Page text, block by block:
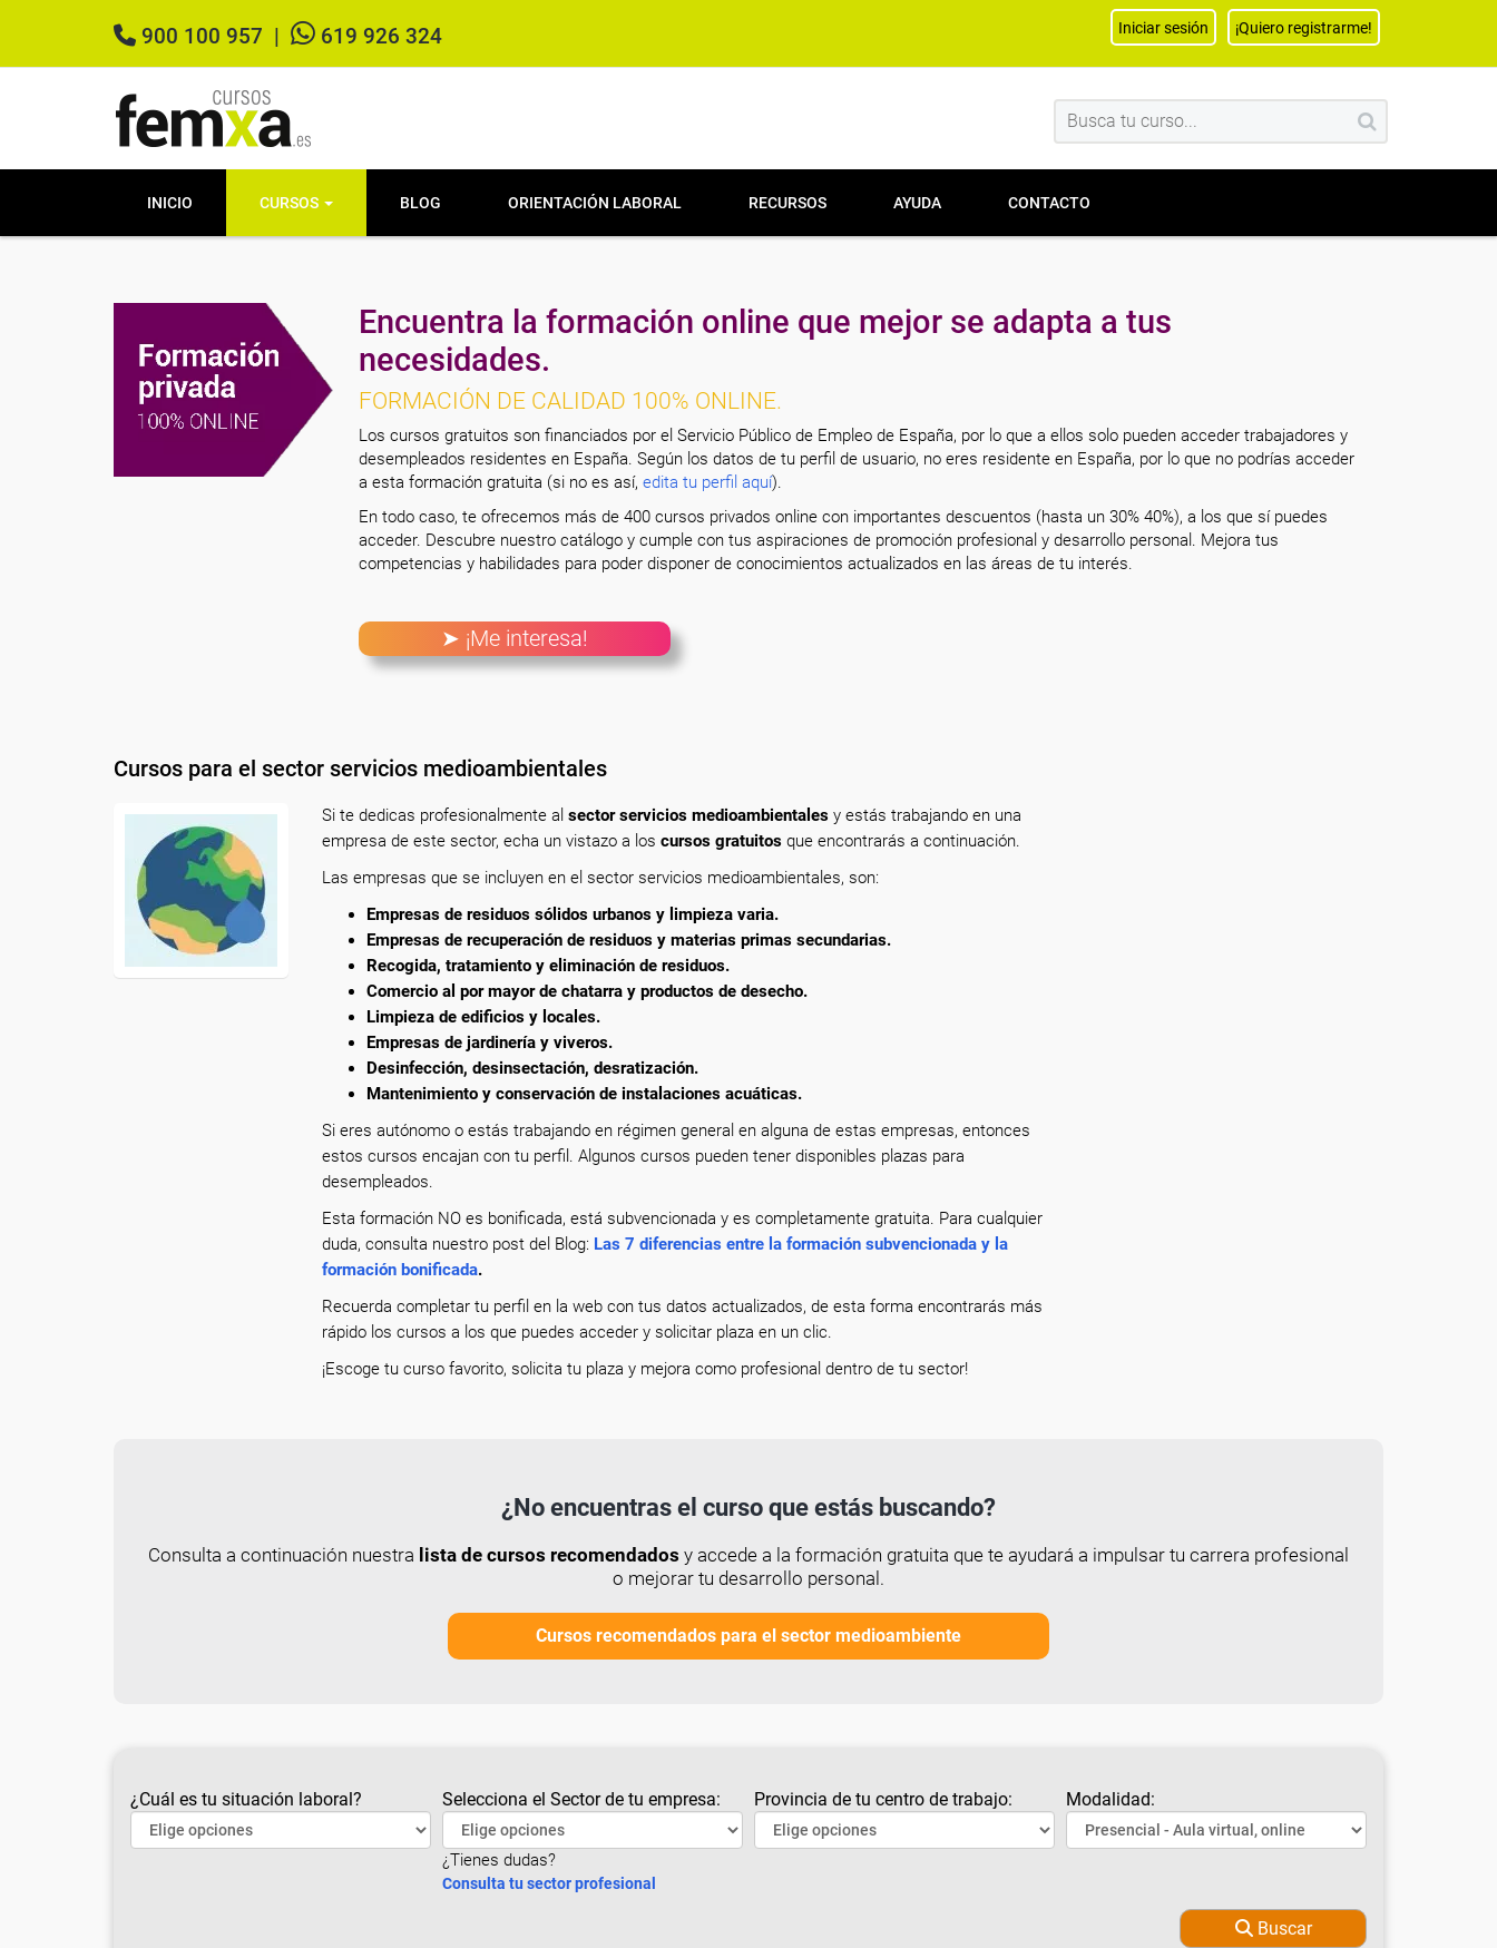
900 100 957 619 926 324 Iniciar sesión ¡Quiero registrarme!
INICIO CURSOS BLOG ORIENTACIÓN LABORAL RECURSOS AYUDA CONTACTO
Encuentra la formación online que mejor se adapta a tus
necesidades.
FORMACIÓN DE CALIDAD 100% ONLINE.
Los cursos gratuitos son financiados por el Servicio Público de Empleo de España, por lo que a ellos solo pueden acceder trabajadores y
desempleados residentes en España. Según los datos de tu perfil de usuario, no eres residente en España, por lo que no podrías acceder
a esta formación gratuita (si no es así, edita tu perfil aquí).
En todo caso, te ofrecemos más de 400 cursos privados online con importantes descuentos (hasta un 30% 40%), a los que sí puedes
acceder. Descubre nuestro catálogo y cumple con tus aspiraciones de promoción profesional y desarrollo personal. Mejora tus
competencias y habilidades para poder disponer de conocimientos actualizados en las áreas de tu interés.
➤ ¡Me interesa!
Cursos para el sector servicios medioambientales
Si te dedicas profesionalmente al sector servicios medioambientales y estás trabajando en una
empresa de este sector, echa un vistazo a los cursos gratuitos que encontrarás a continuación.
Las empresas que se incluyen en el sector servicios medioambientales, son:
Empresas de residuos sólidos urbanos y limpieza varia.
Empresas de recuperación de residuos y materias primas secundarias.
Recogida, tratamiento y eliminación de residuos.
Comercio al por mayor de chatarra y productos de desecho.
Limpieza de edificios y locales.
Empresas de jardinería y viveros.
Desinfección, desinsectación, desratización.
Mantenimiento y conservación de instalaciones acuáticas.
Si eres autónomo o estás trabajando en régimen general en alguna de estas empresas, entonces
estos cursos encajan con tu perfil. Algunos cursos pueden tener disponibles plazas para
desempleados.
Esta formación NO es bonificada, está subvencionada y es completamente gratuita. Para cualquier
duda, consulta nuestro post del Blog: Las 7 diferencias entre la formación subvencionada y la
formación bonificada.
Recuerda completar tu perfil en la web con tus datos actualizados, de esta forma encontrarás más
rápido los cursos a los que puedes acceder y solicitar plaza en un clic.
¡Escoge tu curso favorito, solicita tu plaza y mejora como profesional dentro de tu sector!
¿No encuentras el curso que estás buscando?
Consulta a continuación nuestra lista de cursos recomendados y accede a la formación gratuita que te ayudará a impulsar tu carrera profesional
o mejorar tu desarrollo personal.
Cursos recomendados para el sector medioambiente
¿Cuál es tu situación laboral? Selecciona el Sector de tu empresa:
¿Tienes dudas?
Consulta tu sector profesional
Provincia de tu centro de trabajo: Modalidad:
Buscar